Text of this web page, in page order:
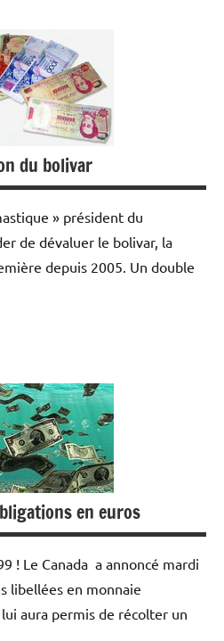
du bolivar
» président du
de dévaluer le bolivar, la
depuis 2005. Un double
en euros
! Le Canada a annoncé mardi
libellées en monnaie
aura permis de récolter un